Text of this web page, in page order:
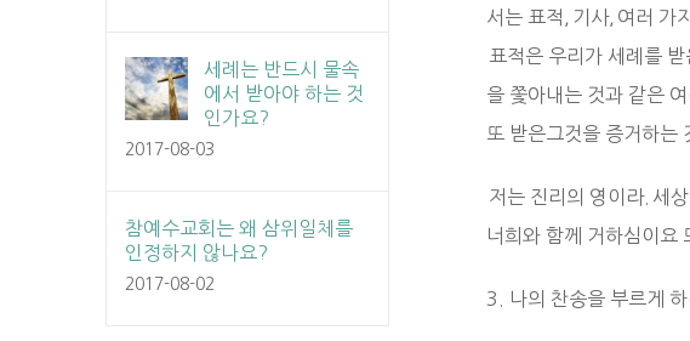
서는 표적, 기사, 여러 가
표적은 우리가 세례를
을 쫓아내는 것과 같은
또 받은그것을 증거하는
저는 진리의 영이라. 세
너희와 함께 거하심이요
3. 나의 찬송을 부르게
세례는 반드시 물속
에서 받아야 하는 것
인가요?
2017-08-03
참예수교회는 왜 삼위일체를
인정하지 않나요?
2017-08-02